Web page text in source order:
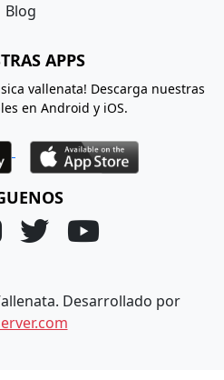
Blog
APPS
vallenata! Descarga nuestras
en Android y iOS.
Desarrollado por